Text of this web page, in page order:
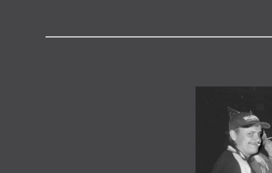
kultury, zkoušel se najít ve
ale našel zklamání, protože
člověk chtěl hledat sebe a
a své přátele. Proto ohledával
by je zkoumal. Práce střídá
bylo odporné, proto ke
tu nejvíc prozaickou formu –